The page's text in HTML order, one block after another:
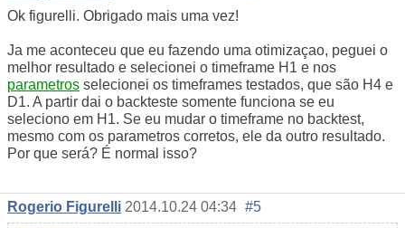
Ok figurelli. Obrigado mais uma vez!
Ja me aconteceu que eu fazendo uma otimizaçao, peguei o
melhor resultado e selecionei o timeframe H1 e nos
parametros selecionei os timeframes testados, que são H4 e
D1. A partir dai o backteste somente funciona se eu
seleciono em H1. Se eu mudar o timeframe no backtest,
mesmo com os parametros corretos, ele da outro resultado.
Por que será? É normal isso?
Rogerio Figurelli 2014.10.24 04:34 #5